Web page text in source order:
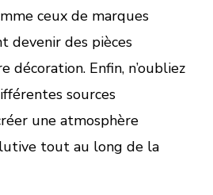
ceux de marques
devenir des pièces
décoration. Enfin, n’oubliez
sources
une atmosphère
tout au long de la